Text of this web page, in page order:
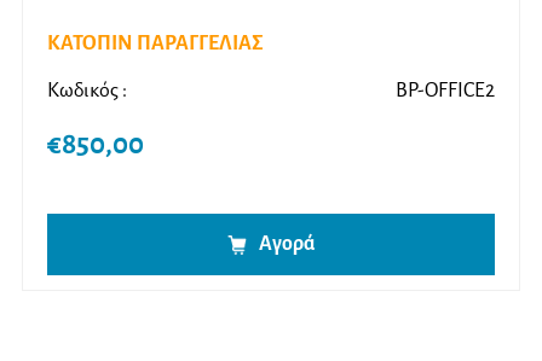
ΚΑΤΟΠΙΝ ΠΑΡΑΓΓΕΛΙΑΣ
Κωδικός : BP-OFFICE2
€850,00
Αγορά